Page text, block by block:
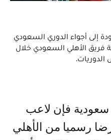
إلى أجواء الدوري السعودي
فريق الأهلي السعودي خلال
الدوريات.
رسميا من الأهلي